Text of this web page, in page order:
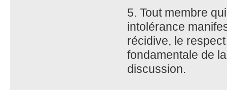
5. Tout membre
intolérance
récidive, le
fondamentale de
discussion.